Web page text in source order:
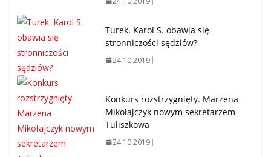
Turek. Karol S. obawia się
stronniczości sędziów?
24.10.2019
Konkurs rozstrzygnięty. Marzena
Mikołajczyk nowym sekretarzem
Tuliszkowa
24.10.2019